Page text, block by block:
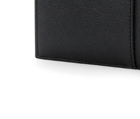
Ondergoed, Sokken en
Overhemden
Peuters en Baby's